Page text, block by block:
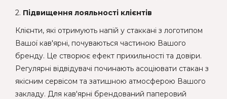
2. Підвищення лояльності клієнтів
Клієнти, які отримують напій у стаккані з логотипом
Вашої кав'ярні, почуваються частиною Вашого
бренду. Це створює ефект прихильності та довіри.
Регулярні відвідувачі починають асоціювати стакан з
якісним сервісом та затишною атмосферою Вашого
закладу. Для кав'ярні брендований паперовий